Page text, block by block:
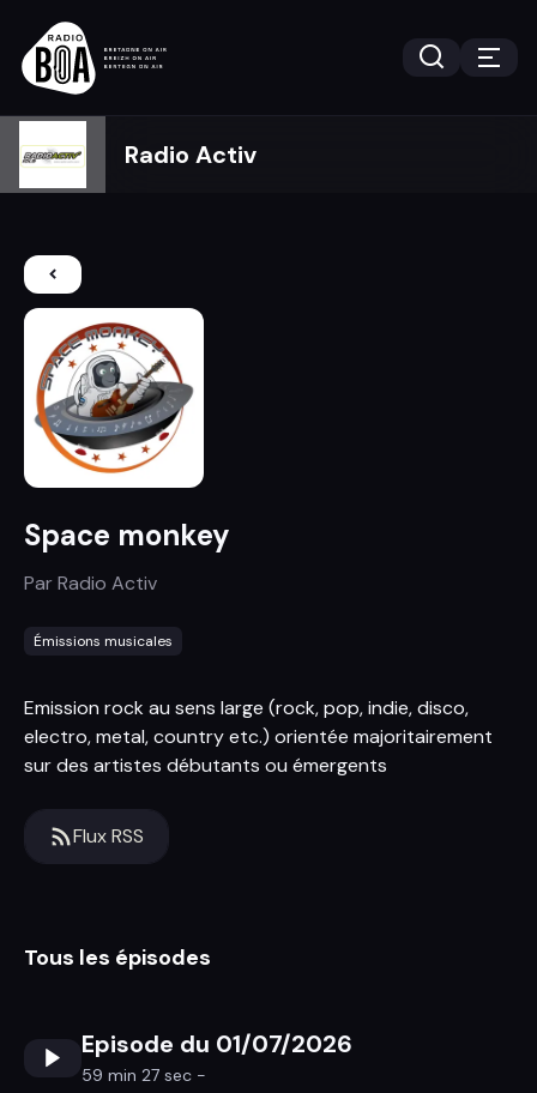
Radio Activ
Space monkey
ParRadio Activ
Émissions musicales
Emission rock au sens large (rock, pop, indie, disco,
electro, metal, country etc.) orientée majoritairement
sur des artistes débutants ou émergents
Flux RSS
Tous les épisodes
Episode du 01/07/2026
59 min 27 sec -